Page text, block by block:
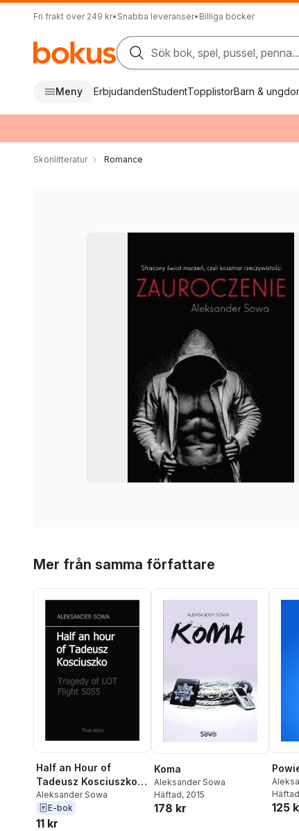
Fri frakt över 249 kr• Snabba leveranser• Billiga böcker
Sök bok, spel, pussel, penna...
Meny ErbjudandenStudentTopplistorBarn &
Skönlitteratur Romance
Mer från samma författare
Half an Hour of
Tadeusz Kosciuszko.
Tragedy of LOT Flight
5055
Aleksander Sowa
E-bok
11 kr
Koma
Aleksander Sowa
Häftad, 2015
178 kr
Häftad
125